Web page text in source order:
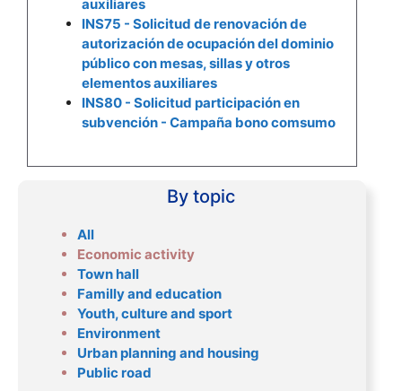
auxiliares
INS75 - Solicitud de renovación de
autorización de ocupación del dominio
público con mesas, sillas y otros
elementos auxiliares
INS80 - Solicitud participación en
subvención - Campaña bono comsumo
By topic
All
Economic activity
Town hall
Familly and education
Youth, culture and sport
Environment
Urban planning and housing
Public road